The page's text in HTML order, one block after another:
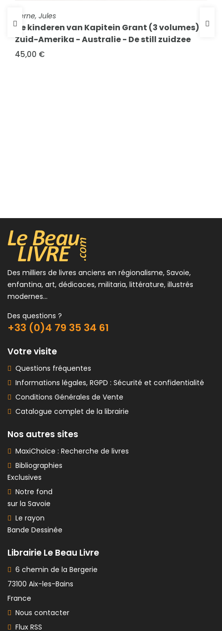
FICHE COMPLÈTE
Verne, Jules
De kinderen van Kapitein Grant (3 volumes)
Zuid-Amerika - Australie - De still zuidzee
45,00 €
Des milliers de livres anciens en régionalisme, Savoie,
enfantina, art, dédicaces, militaria, littérature, illustrés
modernes...
Des questions ?
+33 (0)4 79 35 34 61
Votre visite
Questions fréquentes
Informations légales, RGPD : Sécurité et confidentialité
Conditions Générales de Vente
Catalogue complet de la librairie
Nos autres sites
MaxiChoice : Recherche de livres
Bibliographies
Exclusives
Notre fond
sur la Savoie
Le rayon
Bande Dessinée
Librairie Le Beau Livre
6 chemin de la Bergerie
73100 Aix-les-Bains
France
Nous contacter
Flux RSS